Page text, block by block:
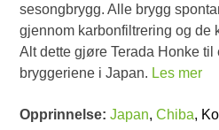
sesongbrygg. Alle brygg
gjennom karbonfiltrering og de
Alt dette gjøre Terada Honke til
bryggeriene i Japan. Les mer
Opprinnelse:Japan,Chiba,